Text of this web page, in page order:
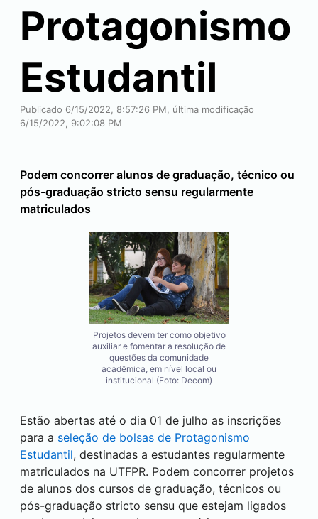
Protagonismo
Estudantil
Publicado 6/15/2022, 8:57:26 PM, última modificação
6/15/2022, 9:02:08 PM
Podem concorrer alunos de graduação, técnico ou
pós-graduação stricto sensu regularmente
matriculados
Projetos devem ter como objetivo
auxiliar e fomentar a resolução de
questões da comunidade
acadêmica, em nível local ou
institucional (Foto: Decom)
Estão abertas até o dia 01 de julho as inscrições
para a seleção de bolsas de Protagonismo
Estudantil, destinadas a estudantes regularmente
matriculados na UTFPR. Podem concorrer projetos
de alunos dos cursos de graduação, técnicos ou
pós-graduação stricto sensu que estejam ligados